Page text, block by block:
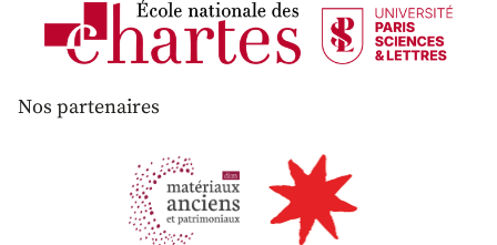
Nos partenaires